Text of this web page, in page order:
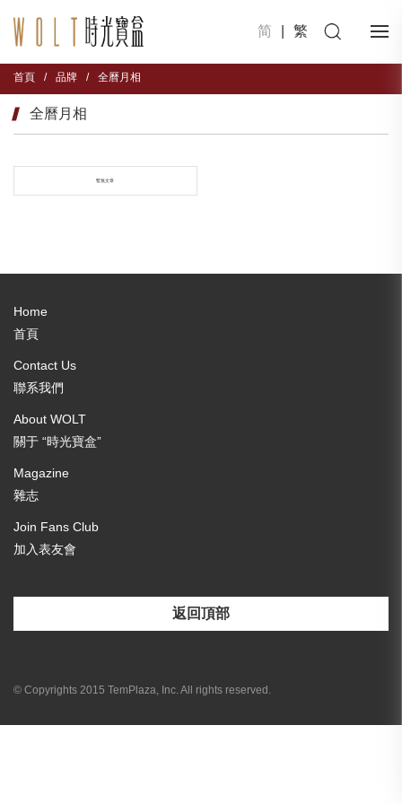
简 繁
首頁 / 品牌 / 全曆月相
全曆月相
暫無文章
Home
首頁
Contact Us
聯系我們
About WOLT
關于 “時光寶盒”
Magazine
雜志
Join Fans Club
加入表友會
返回頂部
© Copyrights 2015 TemPlaza, Inc. All rights reserved.